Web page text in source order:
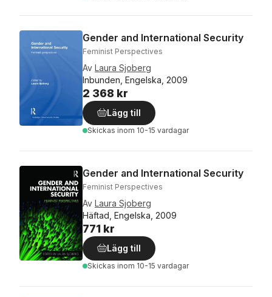
Gender and International Security
Feminist Perspectives
Av Laura Sjoberg
Inbunden, Engelska, 2009
2 368 kr
Lägg till
Skickas inom 10-15 vardagar
Gender and International Security
Feminist Perspectives
Av Laura Sjoberg
Häftad, Engelska, 2009
771 kr
Lägg till
Skickas inom 10-15 vardagar